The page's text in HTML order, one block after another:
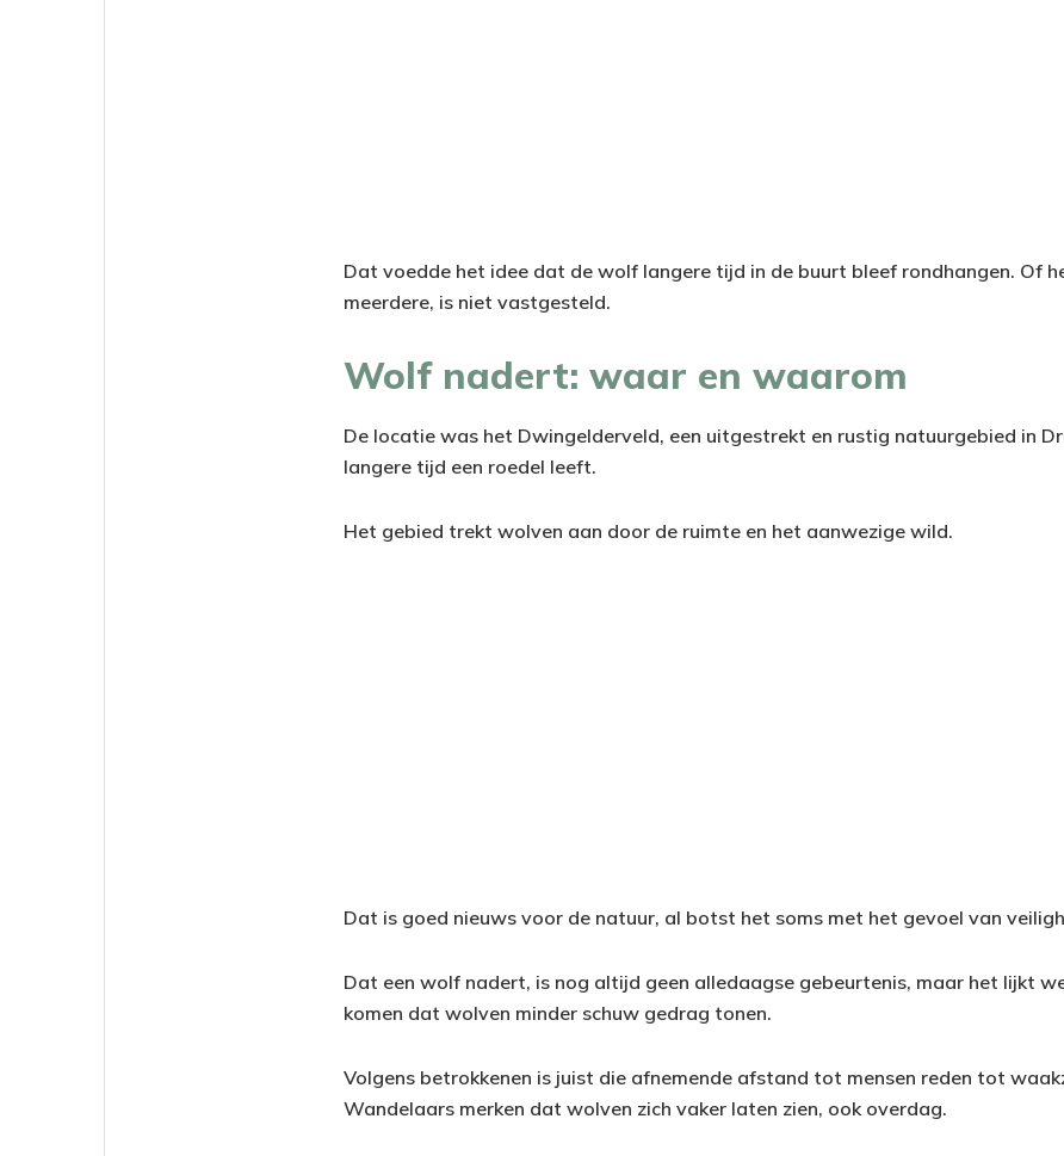
Dat voedde het idee dat de wolf langere tijd in de buurt bleef rondhangen. Of
meerdere, is niet vastgesteld.
Wolf nadert: waar en waarom
De locatie was het Dwingelderveld, een uitgestrekt en rustig natuurgebied in
langere tijd een roedel leeft.
Het gebied trekt wolven aan door de ruimte en het aanwezige wild.
Dat is goed nieuws voor de natuur, al botst het soms met het gevoel van
Dat een wolf nadert, is nog altijd geen alledaagse gebeurtenis, maar het lijkt
komen dat wolven minder schuw gedrag tonen.
Volgens betrokkenen is juist die afnemende afstand tot mensen reden tot
Wandelaars merken dat wolven zich vaker laten zien, ook overdag.